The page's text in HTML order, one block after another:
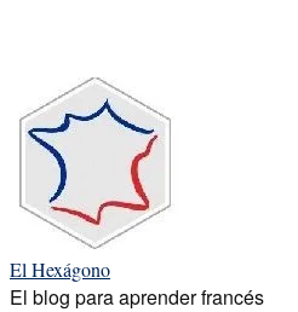
contenido
El Hexágono
El blog para aprender francés